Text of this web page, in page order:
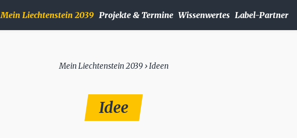
Mein Liechtenstein 2039 Projekte & Termine Wissenwertes Label-Partner
Mein Liechtenstein 2039 › Ideen
Idee